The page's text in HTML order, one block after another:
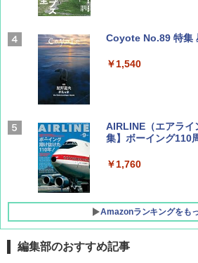
Coyote No.89 特集
￥1,540
AIRLINE（エアライ
集】ボーイング110
￥1,760
Amazonランキングをも
編集部のおすすめ記事